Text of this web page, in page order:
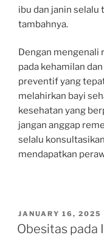
ibu dan janin selalu
tambahnya.
Dengan mengenali
pada kehamilan
preventif yang
melahirkan bayi
kesehatan yang
jangan anggap
selalu
mendapatkan
POSTED
ON
JANUARY 16, 2025
Obesitas pada